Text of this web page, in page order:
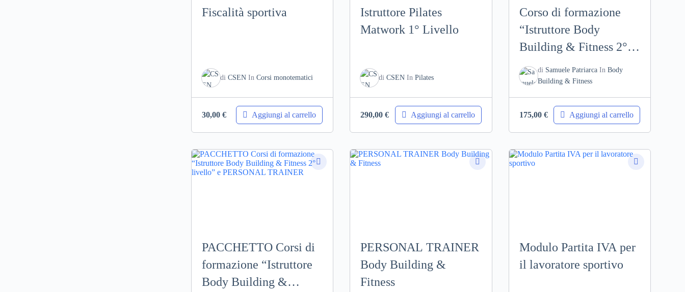
Fiscalità sportiva
diCSEN InCorsi monotematici
30,00€ Aggiungi al carrello
Istruttore Pilates
Matwork 1° Livello
diCSEN InPilates
290,00€ Aggiungi al carrello
Corso di formazione
“Istruttore Body
Building & Fitness 2°
livello”
di Samuele PatriarcaIn Body
Building & Fitness
175,00 € Aggiungi al carrello
PACCHETTO Corsi di
formazione “Istruttore
Body Building &
PERSONAL TRAINER
Body Building &
Fitness
Modulo Partita IVA per
il lavoratore sportivo